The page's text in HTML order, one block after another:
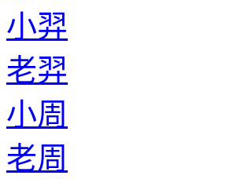
小羿
老羿
小周
老周